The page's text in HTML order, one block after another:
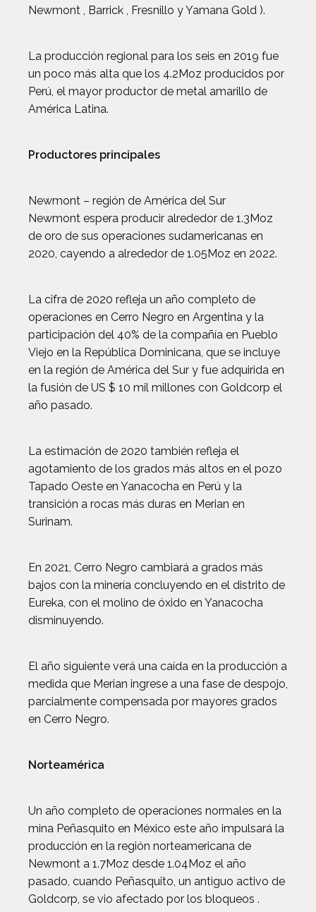
Newmont , Barrick , Fresnillo y Yamana Gold ).
La producción regional para los seis en 2019 fue
un poco más alta que los 4.2Moz producidos por
Perú, el mayor productor de metal amarillo de
América Latina.
Productores principales
Newmont – región de América del Sur
Newmont espera producir alrededor de 1.3Moz
de oro de sus operaciones sudamericanas en
2020, cayendo a alrededor de 1.05Moz en 2022.
La cifra de 2020 refleja un año completo de
operaciones en Cerro Negro en Argentina y la
participación del 40% de la compañía en Pueblo
Viejo en la República Dominicana, que se incluye
en la región de América del Sur y fue adquirida en
la fusión de US $ 10 mil millones con Goldcorp el
año pasado.
La estimación de 2020 también refleja el
agotamiento de los grados más altos en el pozo
Tapado Oeste en Yanacocha en Perú y la
transición a rocas más duras en Merian en
Surinam.
En 2021, Cerro Negro cambiará a grados más
bajos con la minería concluyendo en el distrito de
Eureka, con el molino de óxido en Yanacocha
disminuyendo.
El año siguiente verá una caída en la producción a
medida que Merian ingrese a una fase de despojo,
parcialmente compensada por mayores grados
en Cerro Negro.
Norteamérica
Un año completo de operaciones normales en la
mina Peñasquito en México este año impulsará la
producción en la región norteamericana de
Newmont a 1.7Moz desde 1.04Moz el año
pasado, cuando Peñasquito, un antiguo activo de
Goldcorp, se vio afectado por los bloqueos .